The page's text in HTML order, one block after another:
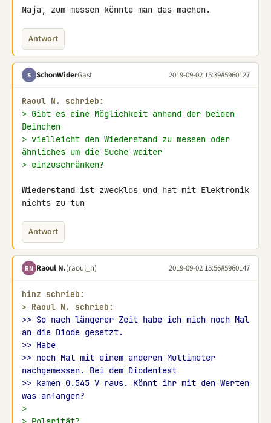
Naja, zum messen könnte man das machen.
Antwort
S SchonWiderGast 2019-09-02 15:39#5960127
Raoul N. schrieb:
> Gibt es eine Möglichkeit anhand der beiden
Beinchen
> vielleicht den Wiederstand zu messen oder
ähnliches um die Suche weiter
> einzuschränken?
Wiederstand ist zwecklos und hat mit Elektronik
nichts zu tun
Antwort
RN Raoul N.(raoul_n) 2019-09-02 15:56#5960147
hinz schrieb:
> Raoul N. schrieb:
>> So nach längerer Zeit habe ich mich noch Mal
an die Diode gesetzt.
>> Habe
>> noch Mal mit einem anderen Multimeter
nachgemessen. Bei dem Diodentest
>> kamen 0.545 V raus. Könnt ihr mit den Werten
was anfangen?
>